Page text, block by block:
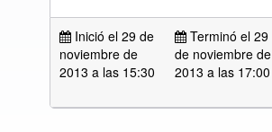
Inició el 29 de
noviembre de
2013 a las 15:30
Terminó el 29
de noviembre de
2013 a las 17:00